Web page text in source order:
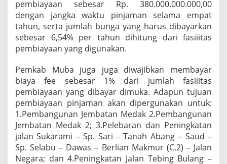
pembiayaan sebesar Rp. 380.000.000.000,00
dengan jangka waktu pinjaman selama empat
tahun, serta jumlah bunga yang harus dibayarkan
sebesar 6,54% per tahun dihitung dari fasiiitas
pembiayaan yang digunakan.
Pemkab Muba juga juga diwajibkan membayar
biaya fee sebesar 1% dari jumlah fasiiitas
pembiayaan yang dibayar dimuka. Adapun tujuan
pembiayaan pinjaman akan dipergunakan untuk:
1.Pembangunan Jembatan Medak 2.Pembangunan
Jembatan Medak 2; 3.Pelebaran dan Peningkatan
jalan Sukarami – Sp. Sari – Tanah Abang – Saud –
Sp. Selabu – Dawas – Berlian Makmur (C.2) – Jalan
Negara; dan 4.Peningkatan Jalan Tebing Bulang –